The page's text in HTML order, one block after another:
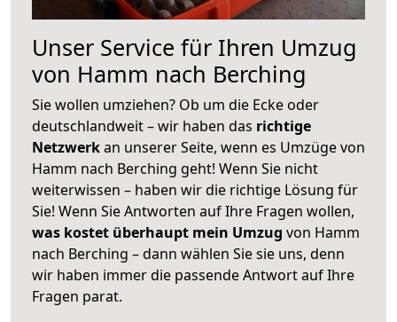
Unser Service für Ihren Umzug
von Hamm nach Berching
Sie wollen umziehen? Ob um die Ecke oder
deutschlandweit – wir haben das richtige
Netzwerkan unserer Seite, wenn es Umzüge von
Hamm nach Berching geht! Wenn Sie nicht
weiterwissen – haben wir die richtige Lösung für
Sie! Wenn Sie Antworten auf Ihre Fragen wollen,
was kostet überhaupt mein Umzug von Hamm
nach Berching – dann wählen Sie sie uns, denn
wir haben immer die passende Antwort auf Ihre
Fragen parat.